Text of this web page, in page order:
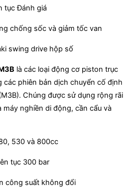
tục Đánh giá
chống sốc và giảm tốc van
swing drive hộp số
là các loại động cơ piston trục
các phiên bản dịch chuyển cố định
Chúng được sử dụng rộng rãi
nghiền di động, cần cẩu và
530 và 800cc
tục 300 bar
công suất không đổi